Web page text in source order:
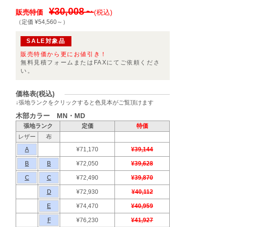
販売特価 ¥30,008～(税込)
（定価 ¥54,560～ ）
SALE対象品
販売特価から更にお値引き！
無料見積フォームまたはFAXにてご依頼くださ
い。
価格表(税込)
↓張地ランクをクリックすると色見本がご覧頂けます
木部カラー MN・MD
張地ランク 定価
特価
レザー
布
A
¥71,170 ¥39,144
B B ¥72,050 ¥39,628
C C ¥72,490 ¥39,870
D ¥72,930 ¥40,112
E ¥74,470 ¥40,959
F ¥76,230
¥41,927